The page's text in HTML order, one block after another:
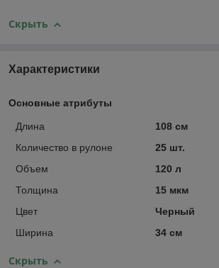
Скрыть
Характеристики
Основные атрибуты
Длина
108 см
Количество в рулоне
25 шт.
Объем
120 л
Толщина
15 мкм
Цвет
Черный
Ширина
34 см
Скрыть